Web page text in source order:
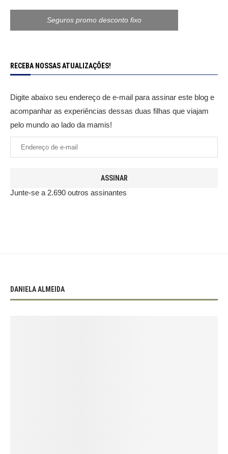
Seguros promo desconto fixo
RECEBA NOSSAS ATUALIZAÇÕES!
Digite abaixo seu endereço de e-mail para assinar este blog e
acompanhar as experiências dessas duas filhas que viajam
pelo mundo ao lado da mamis!
ASSINAR
Junte-se a 2.690 outros assinantes
DANIELA ALMEIDA